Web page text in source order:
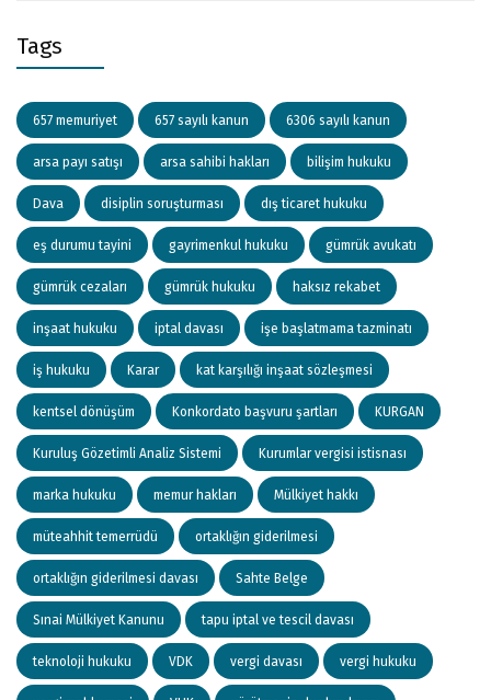
Tags
657 memuriyet 657 sayılı kanun 6306 sayılı kanun
arsa payı satışı arsa sahibi hakları bilişim hukuku
Dava disiplin soruşturması dış ticaret hukuku
eş durumu tayini gayrimenkul hukuku gümrük avukatı
gümrük cezaları gümrük hukuku haksız rekabet
inşaat hukuku iptal davası işe başlatmama tazminatı
iş hukuku Karar kat karşılığı inşaat sözleşmesi
kentsel dönüşüm Konkordato başvuru şartları KURGAN
Kuruluş Gözetimli Analiz Sistemi Kurumlar vergisi istisnası
marka hukuku memur hakları Mülkiyet hakkı
müteahhit temerrüdü ortaklığın giderilmesi
ortaklığın giderilmesi davası Sahte Belge
Sınai Mülkiyet Kanunu tapu iptal ve tescil davası
teknoloji hukuku VDK vergi davası vergi hukuku